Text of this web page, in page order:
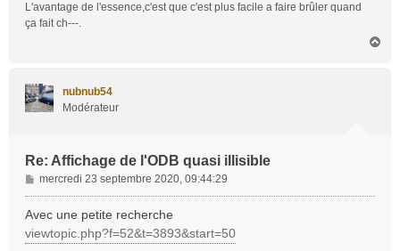
e
L'avantage de l'essence,c'est que c'est plus facile a faire brûler quand
ça fait ch---.
nubnub54
Modérateur
Re: Affichage de l'ODB quasi illisible
M
e
s
a
mercredi 23 septembre 2020, 09:44:29
Avec une petite recherche
viewtopic.php?f=52&t=3893&start=50